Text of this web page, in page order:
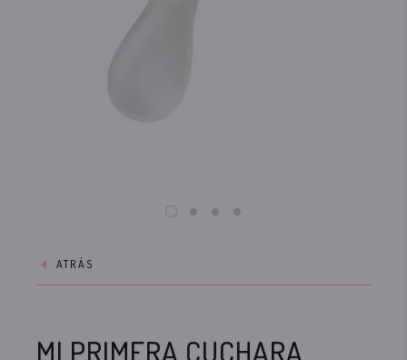
ATRÁS
MI PRIMERA CUCHARA